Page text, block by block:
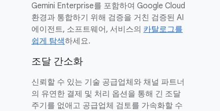
Gemini Enterprise를 포함하여 Google Cloud
환경과 통합하기 위해 검증을 거친 검증된 AI
에이전트, 소프트웨어, 서비스의 카탈로그를
쉽게 탐색하세요.
조달 간소화
신뢰할 수 있는 기술 공급업체와 채널 파트너
의 유연한 결제 및 처리 옵션을 통해 긴 조달
주기를 없애고 공급업체 검토를 가속화할 수